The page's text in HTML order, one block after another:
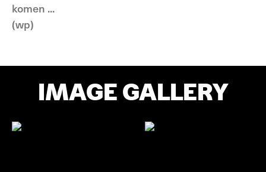
komen ...
(wp)
IMAGE GALLERY